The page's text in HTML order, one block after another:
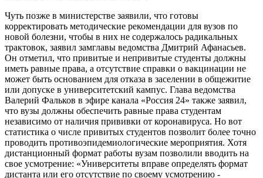
Чуть позже в министерстве заявили, что готовы
корректировать методические рекомендации для вузов по
новой болезни, чтобы в них не содержалось радикальных
трактовок, заявил замглавы ведомства Дмитрий Афанасьев.
Он отметил, что привитые и непривитые студенты должны
иметь равные права, а отсутствие справки о вакцинации не
может быть основанием для отказа в заселении в общежитие
или допуске в университетский кампус. Глава ведомства
Валерий Фальков в эфире канала «Россия 24» также заявил,
что вузы должны обеспечить равные права студентам
независимо от наличия прививки от коронавируса. Но вот
статистика о числе привитых студентов позволит более точно
проводить противоэпидемиологические мероприятия. Хотя
дистанционный формат работы вузам позволили вводить на
свое усмотрение: «Университеты вправе определять формат
дистанта или его отсутствие по своему усмотрению -